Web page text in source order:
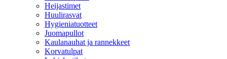
Heijastimet
Huulirasvat
Hygieniatuotteet
Juomapullot
Kaulanauhat ja rannekkeet
Korvatulpat